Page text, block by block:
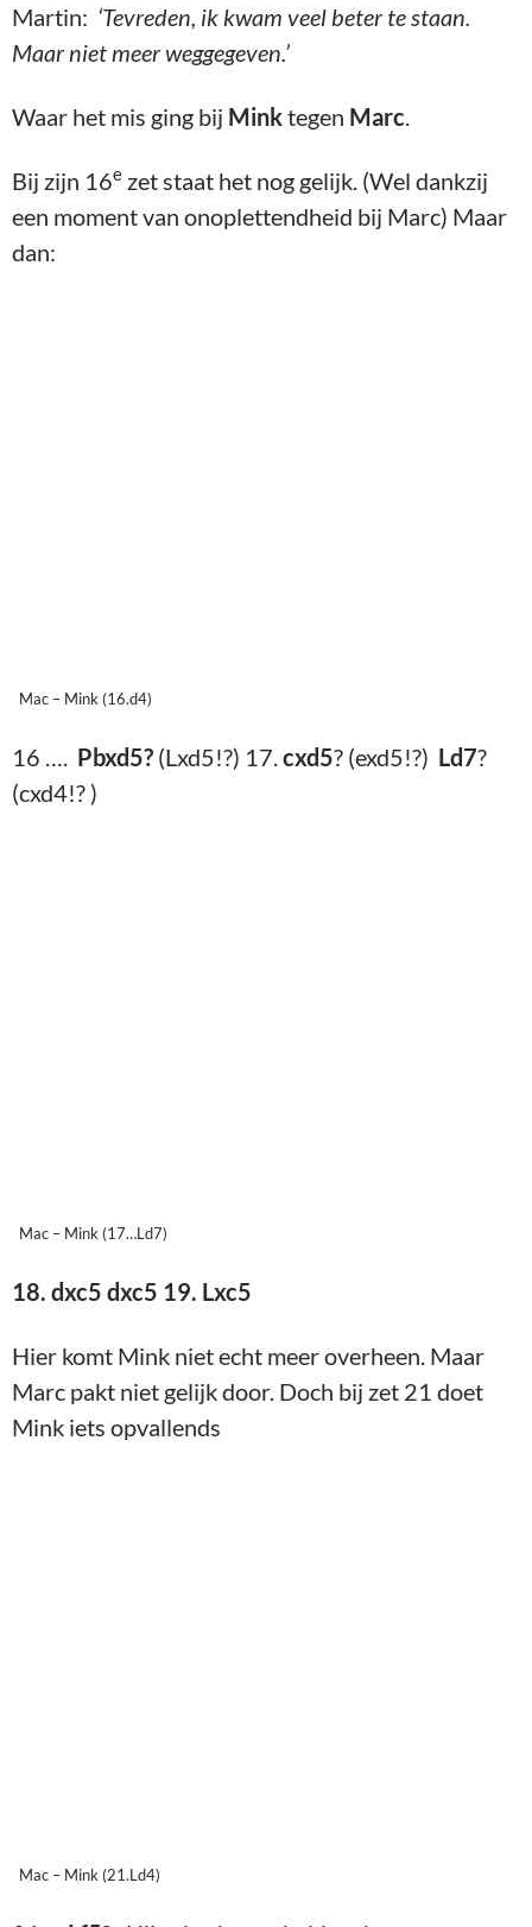
Martin: ‘Tevreden, ik kwam veel beter te staan.
Maar niet meer weggegeven.’
Waar het mis ging bij Minktegen Marc
Bij zijn 16e zet staat het nog gelijk. (Wel dankzij
een moment van onoplettendheid bij Marc) Maar
dan:
Mac – Mink (16.d4)
16 …. Pbxd5? (Lxd5!?) 17. cxd5? (exd5!?) Ld7?
(cxd4!? )
Mac – Mink (17…Ld7)
18. dxc5 dxc5 19. Lxc5
Hier komt Mink niet echt meer overheen. Maar
Marc pakt niet gelijk door. Doch bij zet 21 doet
Mink iets opvallends
Mac – Mink (21.Ld4)